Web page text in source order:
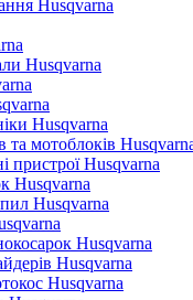
Husqvarna
Husqvarna
Husqvarna
та мотоблоків
пристрої Husqvarna
Husqvarna
Husqvarna
Husqvarna
Husqvarna
Husqvarna